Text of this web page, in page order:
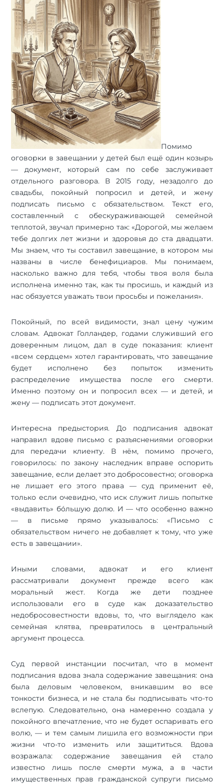
Помимо
оговорки в завещании у детей был ещё один козырь
— документ, который сам по себе заслуживает
отдельного разговора. В 2015 году, незадолго до
свадьбы, покойный попросил и детей, и жену
подписать письмо с обязательством. Текст его,
составленный с обескураживающей семейной
теплотой, звучал примерно так: «Дорогой, мы желаем
тебе долгих лет жизни и здоровья до ста двадцати.
Мы знаем, что ты составил завещание, в котором мы
названы в числе бенефициаров. Мы понимаем,
насколько важно для тебя, чтобы твоя воля была
исполнена именно так, как ты просишь, и каждый из
нас обязуется уважать твои просьбы и пожелания».
Покойный, по всей видимости, знал цену чужим
словам. Адвокат Голландер, годами служивший его
доверенным лицом, дал в суде показания: клиент
«всем сердцем» хотел гарантировать, что завещание
будет исполнено без попыток изменить
распределение имущества после его смерти.
Именно поэтому он и попросил всех — и детей, и
жену — подписать этот документ.
Интересна предыстория. До подписания адвокат
направил вдове письмо с разъяснениями оговорки
для передачи клиенту. В нём, помимо прочего,
говорилось: по закону наследник вправе оспорить
завещание, если делает это добросовестно; оговорка
не лишает его этого права — суд применит её,
только если очевидно, что иск служит лишь попытке
«выдавить» бо́льшую долю. И — что особенно важно
— в письме прямо указывалось: «Письмо с
обязательством ничего не добавляет к тому, что уже
есть в завещании».
Иными словами, адвокат и его клиент
рассматривали документ прежде всего как
моральный жест. Когда же дети позднее
использовали его в суде как доказательство
недобросовестности вдовы, то, что выглядело как
семейная клятва, превратилось в центральный
аргумент процесса.
Cуд первой инстанции посчитал, что в момент
подписания вдова знала содержание завещания: она
была деловым человеком, вникавшим во все
тонкости бизнеса, и не стала бы подписывать что-то
вслепую. Следовательно, она намеренно создала у
покойного впечатление, что не будет оспаривать его
волю, — и тем самым лишила его возможности при
жизни что-то изменить или защититься. Вдова
возражала: содержание завещания ей стало
известно лишь после смерти мужа, а в части
имущественных прав гражданской супруги письмо